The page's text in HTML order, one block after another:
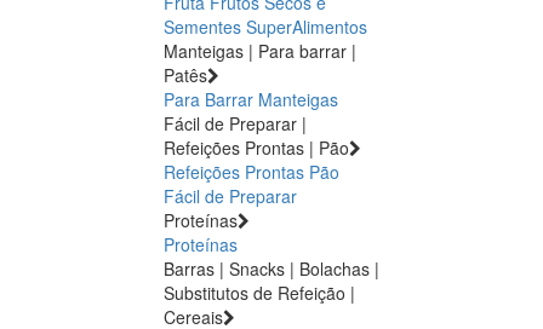
Sementes SuperAlimentos
Manteigas | Para barrar |
Patês
Para Barrar Manteigas
Fácil de Preparar |
Refeições Prontas | Pão
Refeições Prontas Pão
Fácil de Preparar
Proteínas
Proteínas
Barras | Snacks | Bolachas |
Substitutos de Refeição |
Cereais